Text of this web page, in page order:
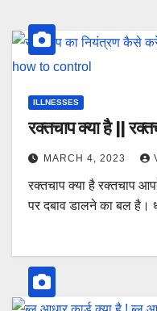
ILLNESSES
रक्तचाप क्या है ||
MARCH 4, 2023
रक्तचाप क्या है रक्तचाप
पर दबाव डालने का बल है।